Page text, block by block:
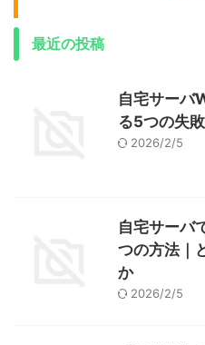
最近の投稿
自宅サーバ
る5つの失
2026/2/5
自宅サーバ
つの方法｜
か
2026/2/5